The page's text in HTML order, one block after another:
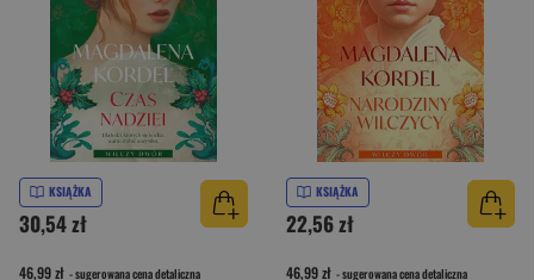
KSIĄŻKA
30,54 zł
46,99 zł - sugerowana cena detaliczna
KSIĄŻKA
22,56 zł
46,99 zł - sugerowana cena detaliczna